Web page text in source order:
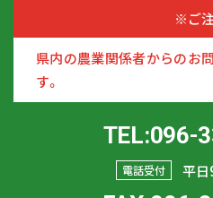
※ご
県内の農業関係者からのお
す。
TEL:096-
電話受付 平